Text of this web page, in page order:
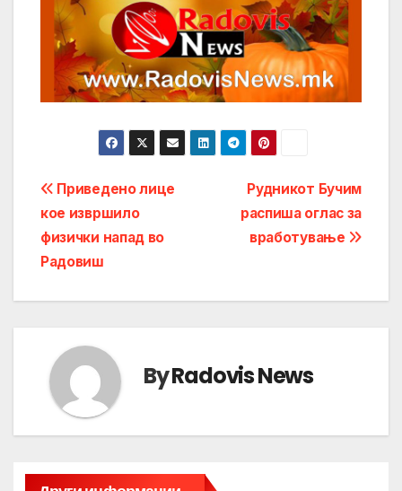
Post
navigation
Рудникот Бучим
распиша оглас за
вработување
Приведено лице
кое извршило
физички напад во
Радовиш
ByRadovis News